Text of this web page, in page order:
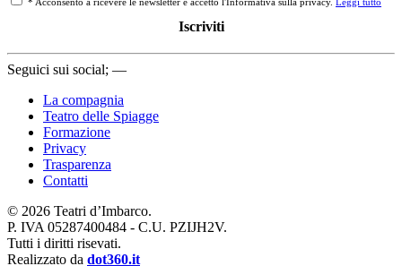
Iscriviti
Seguici sui social; —
La compagnia
Teatro delle Spiagge
Formazione
Privacy
Trasparenza
Contatti
© 2026 Teatri d’Imbarco.
P. IVA 05287400484 - C.U. PZIJH2V.
Tutti i diritti risevati.
Realizzato da dot360.it